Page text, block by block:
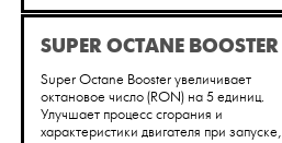
SUPER OCTANE BOOSTER
Super Octane Booster увеличивает
октановое число (RON) на 5 единиц.
Улучшает процесс сгорания и
характеристики двигателя при запуске,